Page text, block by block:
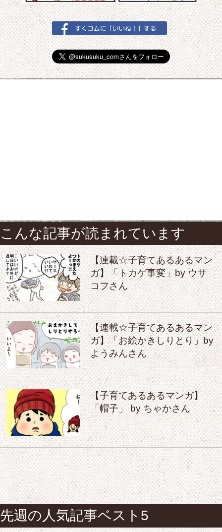
こんな記事が読まれています
【連載☆子育てあるあるマン
ガ】「トカゲ事変」by ウサ
コフさん
【連載☆子育てあるあるマン
ガ】「お絵かきしりとり」by
ようみんさん
【子育てあるあるマンガ】
「帽子」 by ちゃかさん
先週の人気記事ベスト5